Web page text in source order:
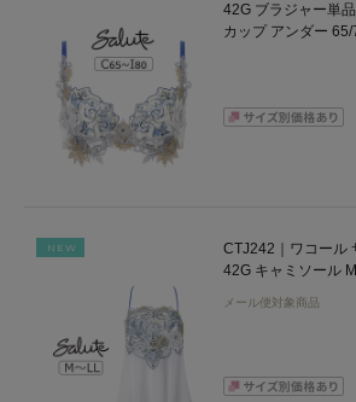
42G ブラジャー単
カップ アンダ
NEW
CTJ242｜ワコール
42G キャミソール
メール便対象商品